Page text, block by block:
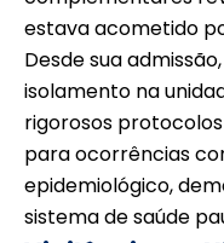
estava acometido
Desde sua
isolamento na
rigorosos
para ocorrências
epidemiológico,
sistema de saúde